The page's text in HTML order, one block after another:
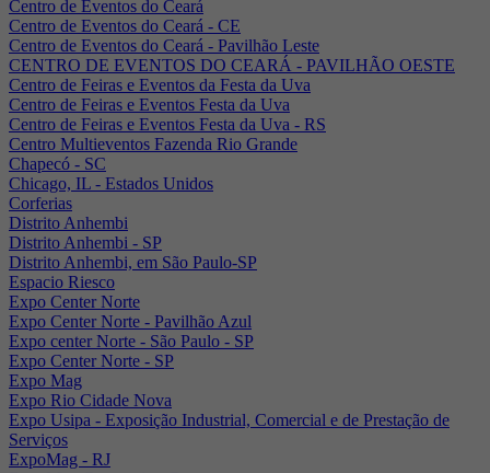
Centro de Eventos do Ceará
Centro de Eventos do Ceará - CE
Centro de Eventos do Ceará - Pavilhão Leste
CENTRO DE EVENTOS DO CEARÁ - PAVILHÃO OESTE
Centro de Feiras e Eventos da Festa da Uva
Centro de Feiras e Eventos Festa da Uva
Centro de Feiras e Eventos Festa da Uva - RS
Centro Multieventos Fazenda Rio Grande
Chapecó - SC
Chicago, IL - Estados Unidos
Corferias
Distrito Anhembi
Distrito Anhembi - SP
Distrito Anhembi, em São Paulo-SP
Espacio Riesco
Expo Center Norte
Expo Center Norte - Pavilhão Azul
Expo center Norte - São Paulo - SP
Expo Center Norte - SP
Expo Mag
Expo Rio Cidade Nova
Expo Usipa - Exposição Industrial, Comercial e de Prestação de
Serviços
ExpoMag - RJ